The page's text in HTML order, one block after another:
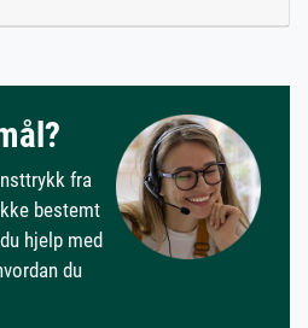
fra
bestemt
hjelp med
du